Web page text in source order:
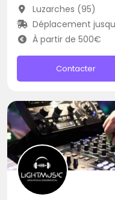
Luzarches (95)
Déplacement
À partir de 500€
Contacter